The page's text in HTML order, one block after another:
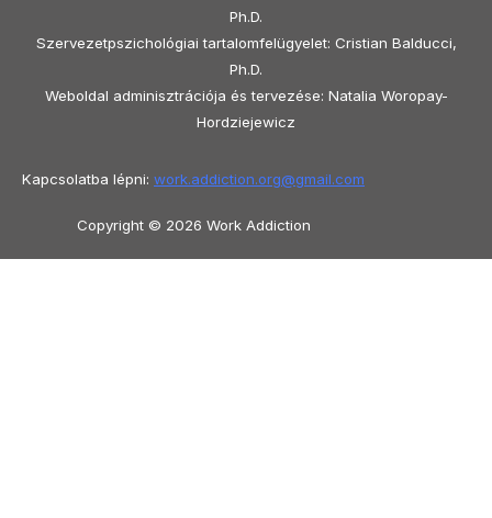
Ph.D.
Szervezetpszichológiai tartalomfelügyelet: Cristian Balducci,
Ph.D.
Weboldal adminisztrációja és tervezése: Natalia Woropay-
Hordziejewicz
Kapcsolatba lépni: work.addiction.org@gmail.com
Copyright © 2026 Work Addiction